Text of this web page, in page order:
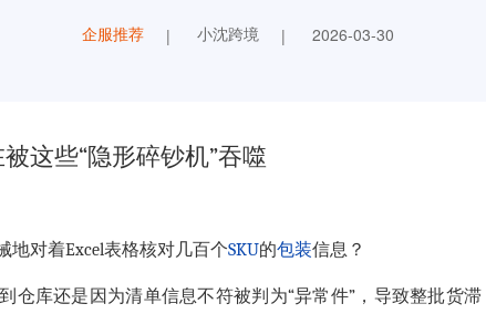
企服推荐 小沈跨境 2026-03-30
这些“隐形碎钞机”吞噬
地对着Excel表格核对几百个SKU的包装信息？
仓库还是因为清单信息不符被判为“异常件”，导致整批货滞